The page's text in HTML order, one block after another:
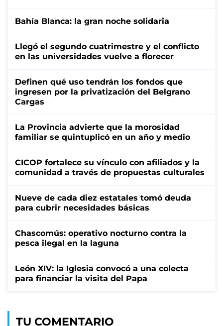
Bahía Blanca: la gran noche solidaria
Llegó el segundo cuatrimestre y el conflicto
en las universidades vuelve a florecer
Definen qué uso tendrán los fondos que
ingresen por la privatización del Belgrano
Cargas
La Provincia advierte que la morosidad
familiar se quintuplicó en un año y medio
CICOP fortalece su vínculo con afiliados y la
comunidad a través de propuestas culturales
Nueve de cada diez estatales tomó deuda
para cubrir necesidades básicas
Chascomús: operativo nocturno contra la
pesca ilegal en la laguna
León XIV: la Iglesia convocó a una colecta
para financiar la visita del Papa
TU COMENTARIO